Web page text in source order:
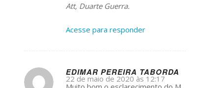
Att, Duarte Guerra.
Acesse para responder
EDIMAR PEREIRA TABORDA
s
22 de maio de 2020 às 12:17